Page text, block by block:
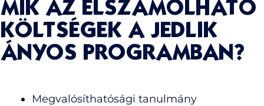
MIK AZ ELSZÁMOLHATÓ
KÖLTSÉGEK A JEDLIK
ÁNYOS PROGRAMBAN?
Megvalósíthatósági tanulmány